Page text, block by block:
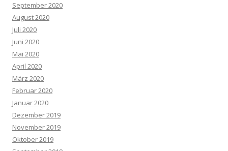
September 2020
August 2020
Juli 2020
Juni 2020
Mai 2020
April 2020
März 2020
Februar 2020
Januar 2020
Dezember 2019
November 2019
Oktober 2019